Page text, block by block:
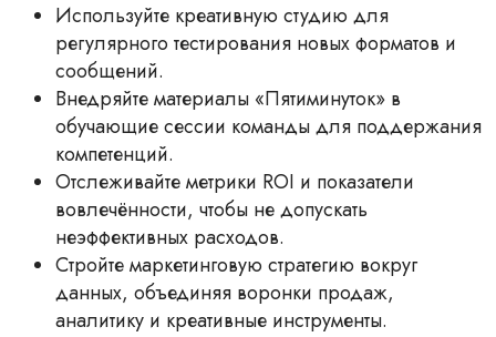
Используйте креативную студию для
регулярного тестирования новых форматов и
сообщений.
Внедряйте материалы «Пятиминуток» в
обучающие сессии команды для поддержания
компетенций.
Отслеживайте метрики ROI и показатели
вовлечённости, чтобы не допускать
неэффективных расходов.
Стройте маркетинговую стратегию вокруг
данных, объединяя воронки продаж,
аналитику и креативные инструменты.